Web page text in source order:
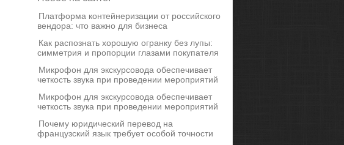
Платформа контейнеризации от российского
вендора: что важно для бизнеса
Как распознать хорошую огранку без лупы:
симметрия и пропорции глазами покупателя
Микрофон для экскурсовода обеспечивает
четкость звука при проведении мероприятий
Микрофон для экскурсовода обеспечивает
четкость звука при проведении мероприятий
Почему юридический перевод на
французский язык требует особой точности